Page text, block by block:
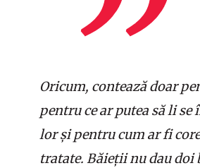
Oricum, contează doar
pentru ce ar putea să li se
lor și pentru cum ar fi
tratate. Băieții nu dau doi